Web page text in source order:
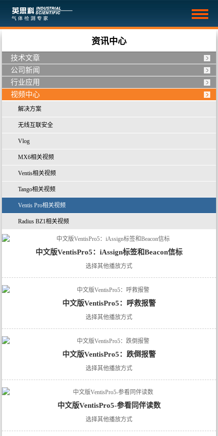
资讯中心
技术文章
公司新闻
行业应用
视频中心
解决方案
无线互联安全
Vlog
MX6相关视频
Ventis相关视频
Tango相关视频
Ventis Pro相关视频
Radius BZ1相关视频
中文版VentisPro5：iAssign标签和Beacon信标
选择其他播放方式
中文版VentisPro5：呼救报警
选择其他播放方式
中文版VentisPro5：跌倒报警
选择其他播放方式
中文版VentisPro5-参看同伴读数
选择其他播放方式